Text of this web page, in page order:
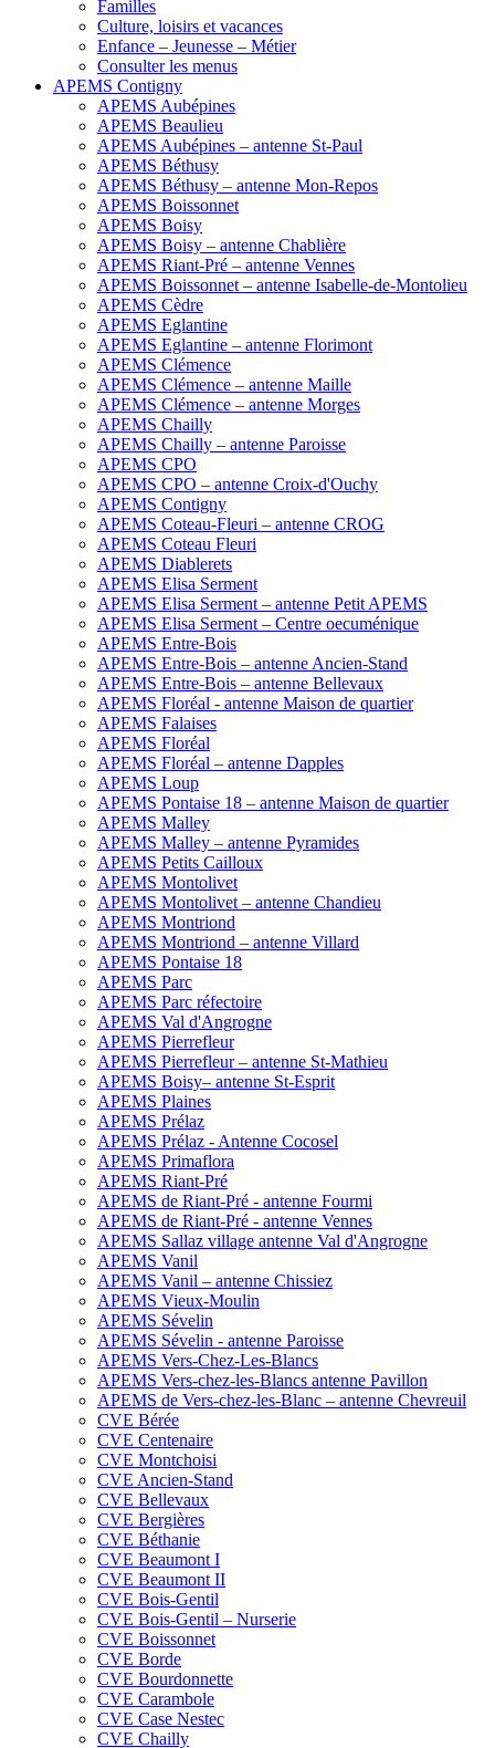
Familles
Culture, loisirs et vacances
Enfance – Jeunesse – Métier
Consulter les menus
APEMS Contigny
APEMS Aubépines
APEMS Beaulieu
APEMS Aubépines – antenne St-Paul
APEMS Béthusy
APEMS Béthusy – antenne Mon-Repos
APEMS Boissonnet
APEMS Boisy
APEMS Boisy – antenne Chablière
APEMS Riant-Pré – antenne Vennes
APEMS Boissonnet – antenne Isabelle-de-Montolieu
APEMS Cèdre
APEMS Eglantine
APEMS Eglantine – antenne Florimont
APEMS Clémence
APEMS Clémence – antenne Maille
APEMS Clémence – antenne Morges
APEMS Chailly
APEMS Chailly – antenne Paroisse
APEMS CPO
APEMS CPO – antenne Croix-d'Ouchy
APEMS Contigny
APEMS Coteau-Fleuri – antenne CROG
APEMS Coteau Fleuri
APEMS Diablerets
APEMS Elisa Serment
APEMS Elisa Serment – antenne Petit APEMS
APEMS Elisa Serment – Centre oecuménique
APEMS Entre-Bois
APEMS Entre-Bois – antenne Ancien-Stand
APEMS Entre-Bois – antenne Bellevaux
APEMS Floréal - antenne Maison de quartier
APEMS Falaises
APEMS Floréal
APEMS Floréal – antenne Dapples
APEMS Loup
APEMS Pontaise 18 – antenne Maison de quartier
APEMS Malley
APEMS Malley – antenne Pyramides
APEMS Petits Cailloux
APEMS Montolivet
APEMS Montolivet – antenne Chandieu
APEMS Montriond
APEMS Montriond – antenne Villard
APEMS Pontaise 18
APEMS Parc
APEMS Parc réfectoire
APEMS Val d'Angrogne
APEMS Pierrefleur
APEMS Pierrefleur – antenne St-Mathieu
APEMS Boisy– antenne St-Esprit
APEMS Plaines
APEMS Prélaz
APEMS Prélaz - Antenne Cocosel
APEMS Primaflora
APEMS Riant-Pré
APEMS de Riant-Pré - antenne Fourmi
APEMS de Riant-Pré - antenne Vennes
APEMS Sallaz village antenne Val d'Angrogne
APEMS Vanil
APEMS Vanil – antenne Chissiez
APEMS Vieux-Moulin
APEMS Sévelin
APEMS Sévelin - antenne Paroisse
APEMS Vers-Chez-Les-Blancs
APEMS Vers-chez-les-Blancs antenne Pavillon
APEMS de Vers-chez-les-Blanc – antenne Chevreuil
CVE Bérée
CVE Centenaire
CVE Montchoisi
CVE Ancien-Stand
CVE Bellevaux
CVE Bergières
CVE Béthanie
CVE Beaumont I
CVE Beaumont II
CVE Bois-Gentil
CVE Bois-Gentil – Nurserie
CVE Boissonnet
CVE Borde
CVE Bourdonnette
CVE Carambole
CVE Case Nestec
CVE Chailly